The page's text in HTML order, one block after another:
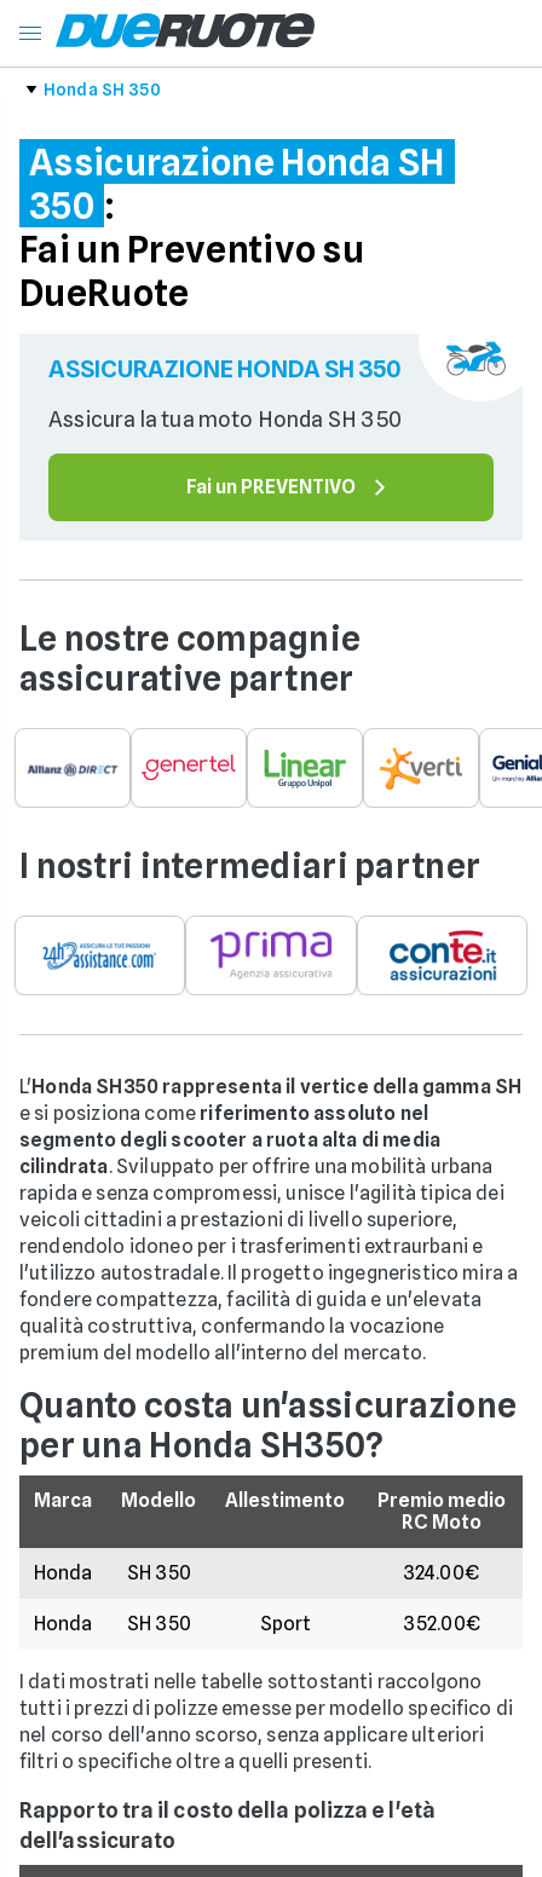
Honda SH 350
Assicurazione Honda SH
350 :
Fai un Preventivo su
DueRuote
ASSICURAZIONE HONDA SH 350
Assicura la tua moto Honda SH 350
Fai un PREVENTIVO
Le nostre compagnie
assicurative partner
I nostri intermediari partner
L'Honda SH350 rappresenta il vertice della gamma SH
e si posiziona come riferimento assoluto nel
segmento degli scooter a ruota alta di media
cilindrata. Sviluppato per offrire una mobilità urbana
rapida e senza compromessi, unisce l'agilità tipica dei
veicoli cittadini a prestazioni di livello superiore,
rendendolo idoneo per i trasferimenti extraurbani e
l'utilizzo autostradale. Il progetto ingegneristico mira a
fondere compattezza, facilità di guida e un'elevata
qualità costruttiva, confermando la vocazione
premium del modello all'interno del mercato.
Quanto costa un'assicurazione
per una Honda SH350?
Marca Modello Allestimento
Premio medio
RC Moto
Honda SH 350 324.00€
Honda SH 350 Sport 352.00€
I dati mostrati nelle tabelle sottostanti raccolgono
tutti i prezzi di polizze emesse per modello specifico di
nel corso dell'anno scorso, senza applicare ulteriori
filtri o specifiche oltre a quelli presenti.
Rapporto tra il costo della polizza e l'età
dell'assicurato